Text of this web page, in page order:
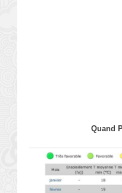
Quand